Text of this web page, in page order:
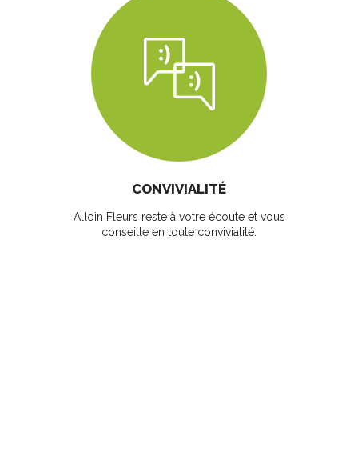
CONVIVIALITÉ
Alloin Fleurs reste à votre écoute et vous
conseille en toute convivialité.